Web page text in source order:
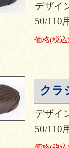
デザイ
50/110
価格(税込
クラ
デザイ
50/110